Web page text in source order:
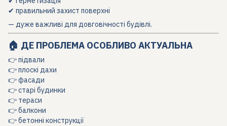
✔ правильний захист поверхні
— дуже важливі для довговічності будівлі.
🏠 ДЕ ПРОБЛЕМА ОСОБЛИВО АКТУАЛЬНА
👉 підвали
👉 плоскі дахи
👉 фасади
👉 старі будинки
👉 тераси
👉 балкони
👉 бетонні конструкції